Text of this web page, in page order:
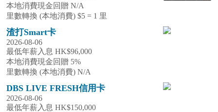
本地消費現金回贈 N/A
里數轉換 (本地消費) $5 = 1 里
渣打Smart卡
2026-08-06
最低年薪入息 HK$96,000
本地消費現金回贈 5%
里數轉換 (本地消費) N/A
DBS LIVE FRESH信用卡
2026-08-06
最低年薪入息 HK$150,000